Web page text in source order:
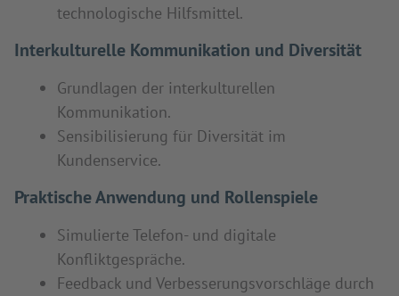
technologische Hilfsmittel.
Interkulturelle Kommunikation und Diversität
Grundlagen der interkulturellen
Kommunikation.
Sensibilisierung für Diversität im
Kundenservice.
Praktische Anwendung und Rollenspiele
Simulierte Telefon- und digitale
Konfliktgespräche.
Feedback und Verbesserungsvorschläge durch